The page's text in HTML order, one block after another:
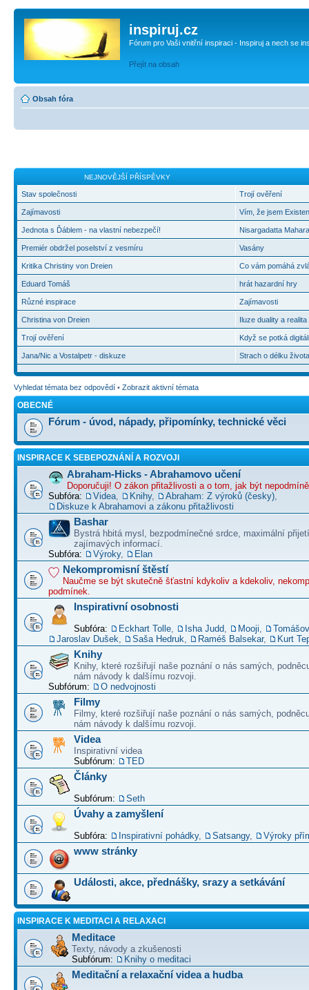
inspiruj.cz
Fórum pro Vaši vnitřní inspiraci - Inspiruj a nech se
Přejít na obsah
Obsah fóra
NEJNOVĚJŠÍ PŘÍSPĚVKY
Stav společnosti
Zajímavosti
Jednota s Ďáblem - na vlastní nebezpečí!
Premiér obdržel poselství z vesmíru
Kritika Christiny von Dreien
Eduard Tomáš
Různé inspirace
Christina von Dreien
Trojí ověření
Jana/Nic a Vostalpetr - diskuze
Trojí ověření
Vím, že jsem
Nisargadatta
Vasány
Co vám pomáhá
hrát hazardní hry
Zajímavosti
Iluze duality a
Když se potká
Strach o délku
Vyhledat témata bez odpovědí • Zobrazit aktivní témata
OBECNÉ
Fórum - úvod, nápady, připomínky, technické věci
INSPIRACE K SEBEPOZNÁNÍ A ROZVOJI
Abraham-Hicks - Abrahamovo učení
Doporučuji! O zákon přitažlivosti a o tom, jak být
Subfóra:
Videa Knihy, Abraham: Z výroků (česky)
Diskuze k Abrahamovi a zákonu přitažlivosti
Bashar
Bystrá hbitá mysl, bezpodmínečné srdce, maximální
zajímavých informací.
Subfóra:
Výroky, Elan
Nekompromisní štěstí
Naučme se být skutečně šťastní kdykoliv a kdekoliv,
podmínek.
Inspirativní osobnosti
Subfóra: Eckhart Tolle Isha Judd Mooji
Jaroslav Dušek
Saša Hedruk Raméš Balsekar, Kurt
Knihy
Knihy, které rozšiřují naše poznání o nás samých,
nám návody k dalšímu rozvoji.
Subfórum:
O nedvojnosti
Filmy
Filmy, které rozšiřují naše poznání o nás samých,
nám návody k dalšímu rozvoji.
Videa
Inspirativní videa
Subfórum:
TED
Články
Subfórum: Seth
Úvahy a zamyšlení
Subfóra: Inspirativní pohádky, Satsangy, Výroky
www stránky
Události, akce, přednášky, srazy a setkávání
INSPIRACE K MEDITACI A RELAXACI
Meditace
Texty, návody a zkušenosti
Subfórum:
Knihy o meditaci
Meditační a relaxační videa a hudba